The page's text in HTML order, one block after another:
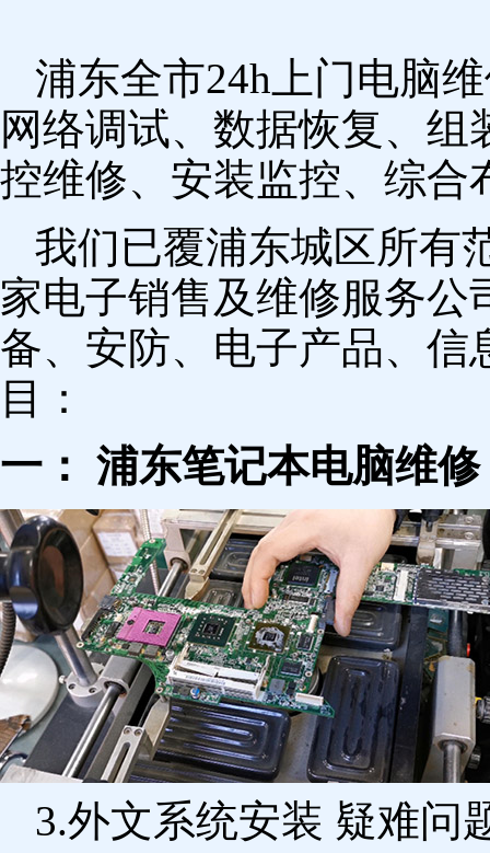
浦东全市24h上门电脑
网络调试、数据恢复、
控维修、安装监控、综合
我们已覆浦东城区所有
家电子销售及维修服务公
备、安防、电子产品、信
目：
一： 浦东笔记本电脑维修
3.外文系统安装 疑难问